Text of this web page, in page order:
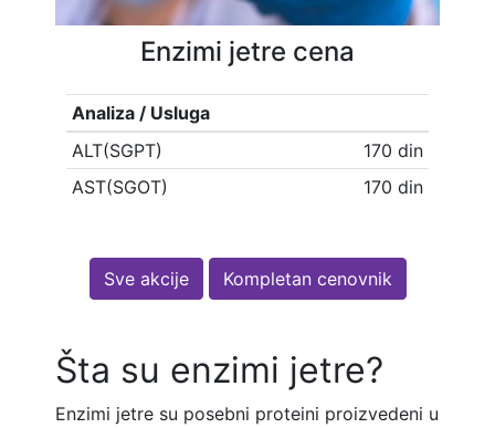
Enzimi jetre cena
Analiza / Usluga
ALT(SGPT)
170 din
AST(SGOT)
170 din
Sve akcije Kompletan cenovnik
Šta su enzimi jetre?
Enzimi jetre su posebni proteini proizvedeni u